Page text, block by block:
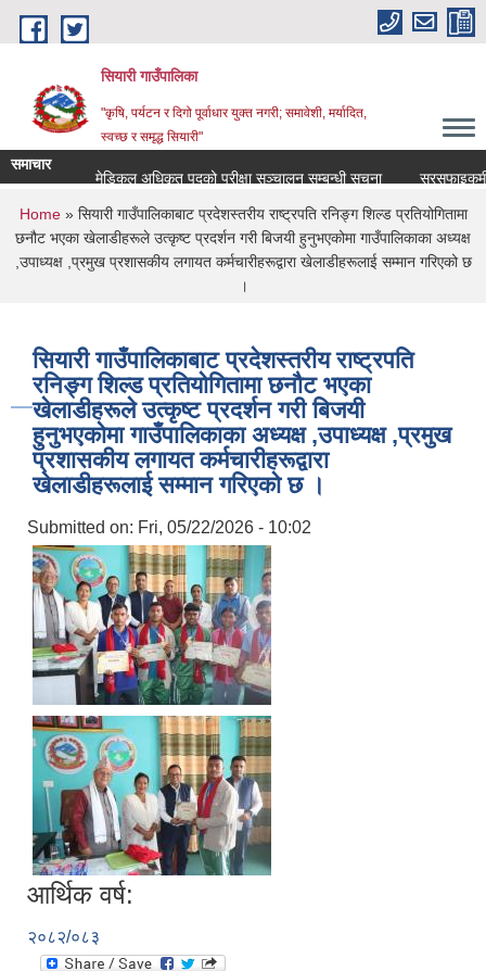
Skip to main content
सियारी गाउँपालिका
"कृषि, पर्यटन र दिगो पूर्वाधार युक्त नगरी; समावेशी, मर्यादित,
स्वच्छ र समृद्ध सियारी"
समाचार
मेडिकल अधिकृत पदको परीक्षा सञ्चालन सम्बन्धी सूचना
सरसफाइकर्मी
You are here
Home» सियारी गाउँपालिकाबाट प्रदेशस्तरीय राष्ट्रपति रनिङ्ग शिल्ड प्रतियोगितामा
छनौट भएका खेलाडीहरूले उत्कृष्ट प्रदर्शन गरी बिजयी हुनुभएकोमा गाउँपालिकाका अध्यक्ष
,उपाध्यक्ष ,प्रमुख प्रशासकीय लगायत कर्मचारीहरूद्वारा खेलाडीहरूलाई सम्मान गरिएको छ
।
सियारी गाउँपालिकाबाट प्रदेशस्तरीय राष्ट्रपति
रनिङ्ग शिल्ड प्रतियोगितामा छनौट भएका
खेलाडीहरूले उत्कृष्ट प्रदर्शन गरी बिजयी
हुनुभएकोमा गाउँपालिकाका अध्यक्ष ,उपाध्यक्ष ,प्रमुख
प्रशासकीय लगायत कर्मचारीहरूद्वारा
खेलाडीहरूलाई सम्मान गरिएको छ ।
Submitted on: Fri, 05/22/2026 - 10:02
आर्थिक वर्ष:
२०८२/०८३